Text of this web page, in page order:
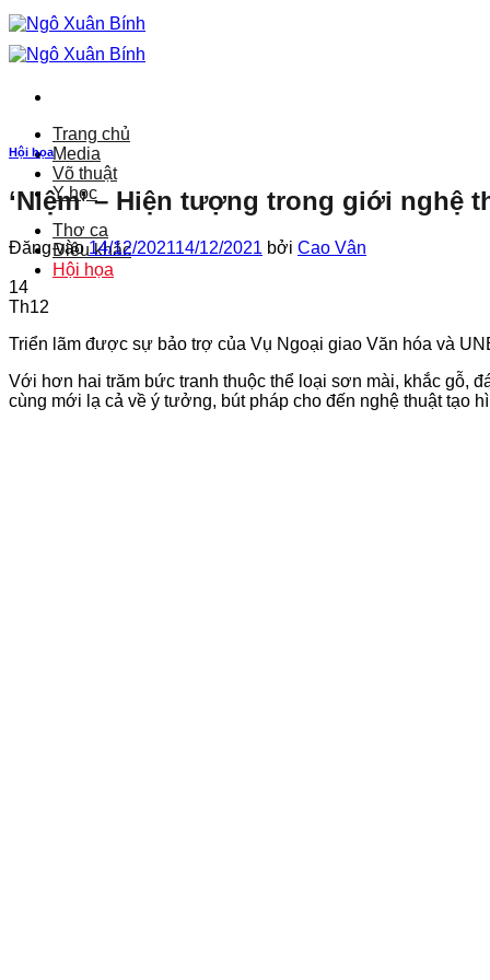
Bỏ
qua
nội
Trang chủ
Media
Võ thuật
Y học
Thơ ca
Điêu khắc
Hội họa
Hội họa
‘Niệm’ – Hiện tượng trong giới nghệ
Đăng vào14/12/202114/12/2021 bởi Cao Vân
14
Th12
Triển lãm được sự bảo trợ của Vụ Ngoại giao Văn hóa và
Với hơn hai trăm bức tranh thuộc thể loại sơn mài, khắc gỗ,
cùng mới lạ cả về ý tưởng, bút pháp cho đến nghệ thuật tạo